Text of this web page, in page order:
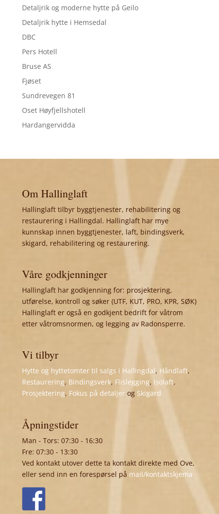
Detaljrik og moderne hytte på Geilo
Detaljrik hytte i Hemsedal
DBC
Pers Hotell
Bruse AS
Fjøset
Sundrevegen 81
Oset Høyfjellshotell
Hardangervidda
Om Hallinglaft
Hallinglaft tilbyr byggtjenester, rehabilitering og
restaurering i Hallingdal. Hallinglaft har mye
kunnskap innen byggtjenester, laft, bindingsverk,
skigard, rehabilitering og restaurering.
Våre godkjenninger
Hallinglaft har godkjenning for: prosjektering,
utførelse, kontroll og søker (UTF, KUT, PRO, KPR, SØK)
Hallinglaft er også en godkjent bedrift for våtrom
etter våtromsnormen, og legging av Radonsperre.
Vi tilbyr
Hytte og hyttetomter til salgs i Hallingdal, Håndlaft,
Restaurering, Bindingsverk, Flislegging, Isolaft,
Prosjektering, Fokus på detaljerog Skigard
Åpningstider
Man - Tors: 07:30 - 16:30
Fre: 07:30 - 13:30
Ved kontakt utover dette ta kontakt direkte med Ove,
eller send inn en forespørsel på mail/kontaktskjema